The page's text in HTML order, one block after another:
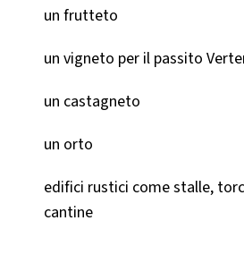
un frutteto
un vigneto per il passito
un castagneto
un orto
edifici rustici come stalle,
cantine